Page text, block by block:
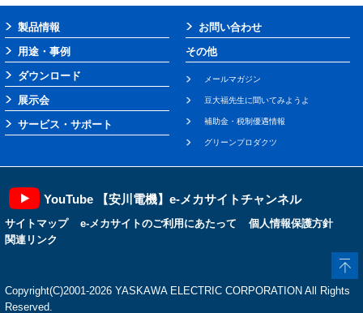
製品情報
用途・事例
ダウンロード
展示会
サービス・サポート
お問い合わせ
その他
メールマガジン
豆大福先生に聞いてみようよ
補助金・税制優遇情報
グリーンプロダクツ
YouTube 【安川電機】e-メカサイトチャンネル
サイトマップ e-メカサイトのご利用にあたって
個人情報保護方針
関連リンク
Copyright(C)2001‐2026 YASKAWA ELECTRIC CORPORATION All Rights
Reserved.